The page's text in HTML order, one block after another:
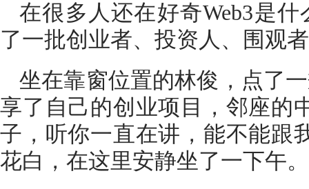
在很多人还在好奇Web3是
了一批创业者、投资人、围观
坐在靠窗位置的林俊，点了
享了自己的创业项目，邻座的
子，听你一直在讲，能不能跟
花白，在这里安静坐了一下午。